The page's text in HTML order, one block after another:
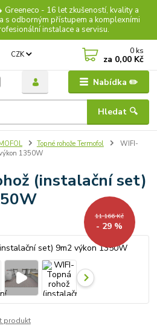
Greeneco - 16 let zkušeností, kvality a
s odborným přístupem a komplexními
instalace a servisu.
Nabídka ✏️
CZK
Hledat 🔍
0 ks
za 0,00 Kč
Topné rohože Termofol
WIFI-
1350W
(instalační set)
11 166 Kč
- 29 %
produkt